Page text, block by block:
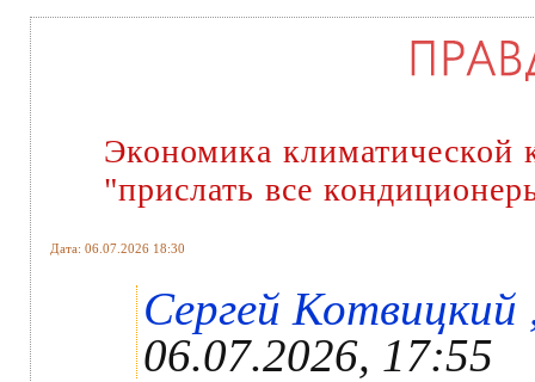
Экономика климатической
"прислать все
Дата: 06.07.2026 18:30
Сергей
06.07.2026, 17:55